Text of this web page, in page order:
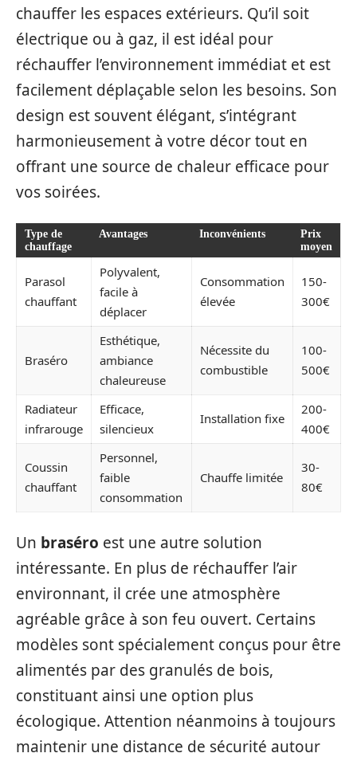
chauffer les espaces extérieurs. Qu’il soit
électrique ou à gaz, il est idéal pour
réchauffer l’environnement immédiat et est
facilement déplaçable selon les besoins. Son
design est souvent élégant, s’intégrant
harmonieusement à votre décor tout en
offrant une source de chaleur efficace pour
vos soirées.
Type de
chauffage
Avantages Inconvénients
Prix
moyen
Parasol
chauffant
Polyvalent,
facile à
déplacer
Consommation
élevée
150-
300€
Braséro
Esthétique,
ambiance
chaleureuse
Nécessite du
combustible
100-
500€
Radiateur
infrarouge
Efficace,
silencieux
Installation fixe
200-
400€
Coussin
chauffant
Personnel,
faible
consommation
Chauffe limitée
30-
80€
Un braséro est une autre solution
intéressante. En plus de réchauffer l’air
environnant, il crée une atmosphère
agréable grâce à son feu ouvert. Certains
modèles sont spécialement conçus pour être
alimentés par des granulés de bois,
constituant ainsi une option plus
écologique. Attention néanmoins à toujours
maintenir une distance de sécurité autour